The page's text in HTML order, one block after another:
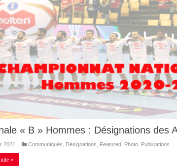
« B » Hommes : Désignations des
2021 Communiqués Désignations Featured Photo Publications
»